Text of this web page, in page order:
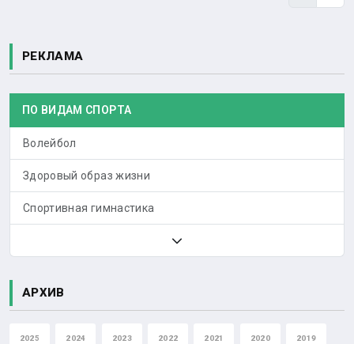
РЕКЛАМА
ПО ВИДАМ СПОРТА
Волейбол
Здоровый образ жизни
Спортивная гимнастика
АРХИВ
2025 2024 2023 2022 2021 2020 2019